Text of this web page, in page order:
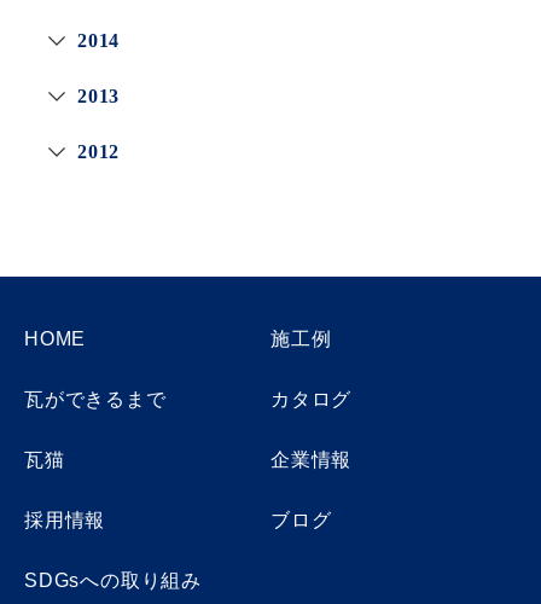
2014
2013
2012
HOME 施工例
瓦ができるまで カタログ
瓦猫 企業情報
採用情報 ブログ
SDGsへの取り組み